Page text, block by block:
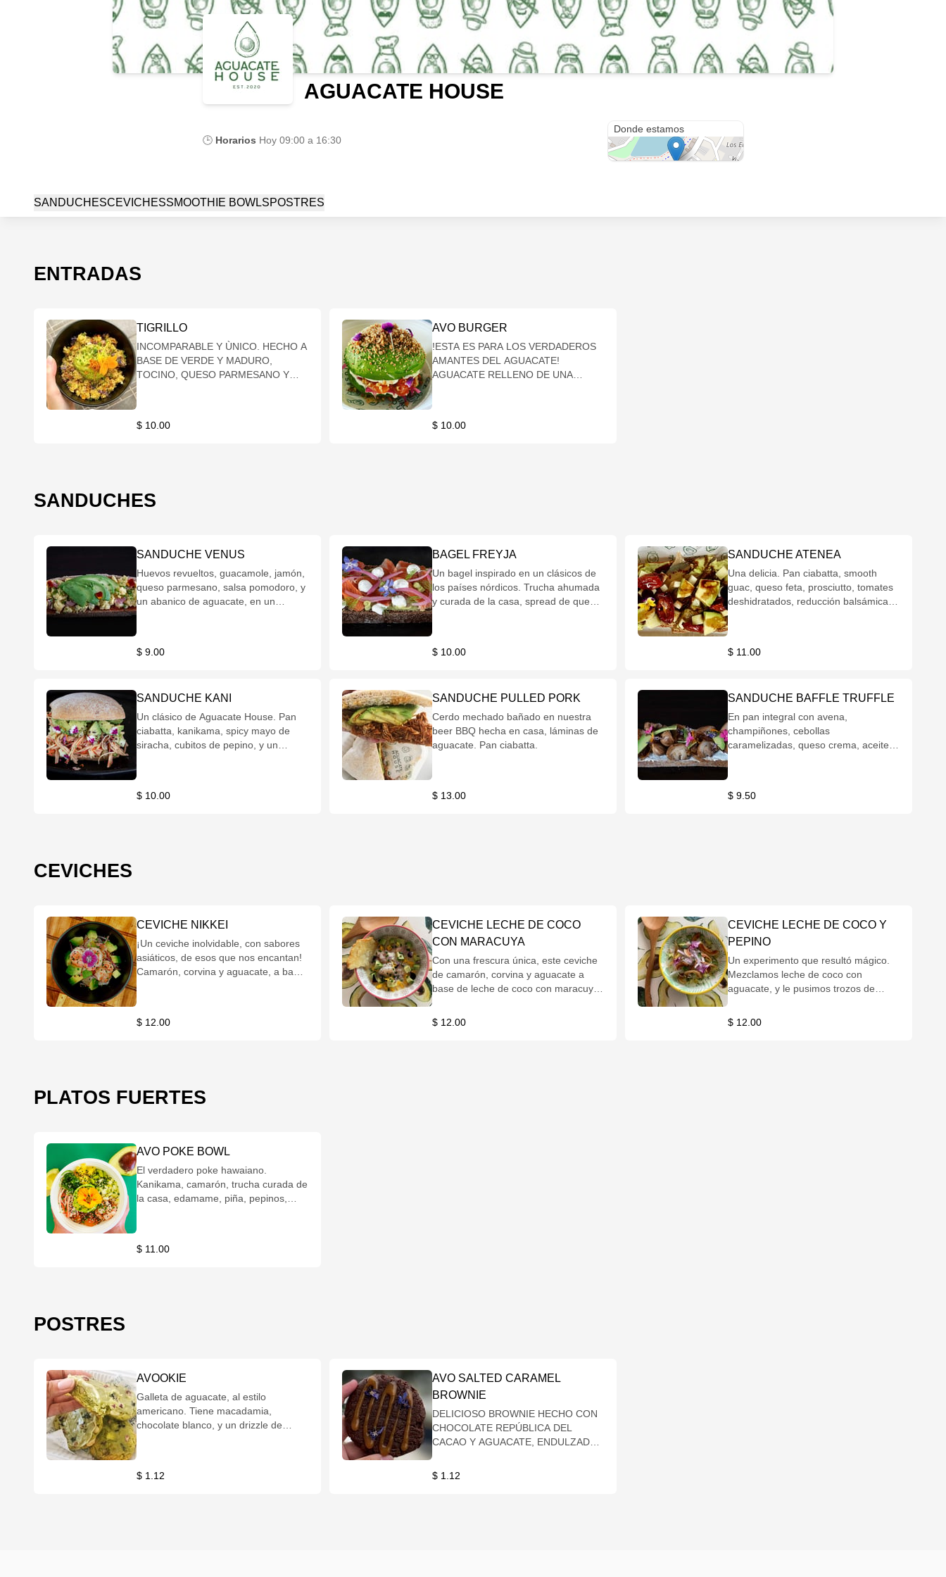
AGUACATE HOUSE
🕒 Horarios Hoy 09:00 a 16:30
Donde estamos
SANDUCHESCEVICHESSMOOTHIE BOWLSPOSTRES
ENTRADAS
TIGRILLO
INCOMPARABLE Y ÙNICO. HECHO A
BASE DE VERDE Y MADURO,
TOCINO, QUESO PARMESANO Y
TEMPERATURA.
$ 10.00
AVO BURGER
!ESTA ES PARA LOS VERDADEROS
AMANTES DEL AGUACATE!
AGUACATE RELLENO DE UNA
TOQUE CROCANTE POR ENCIMA.
$ 10.00
SANDUCHES
SANDUCHE VENUS
Huevos revueltos, guacamole, jamón,
queso parmesano, salsa pomodoro, y
un abanico de aguacate, en un
$ 9.00
BAGEL FREYJA
Un bagel inspirado en un clásicos de
los países nórdicos. Trucha ahumada
y curada de la casa, spread de queso
$ 10.00
SANDUCHE ATENEA
Una delicia. Pan ciabatta, smooth
guac, queso feta, prosciutto, tomates
deshidratados, reducción balsámica,
$ 11.00
SANDUCHE KANI
Un clásico de Aguacate House. Pan
ciabatta, kanikama, spicy mayo de
siracha, cubitos de pepino, y un
$ 10.00
SANDUCHE PULLED PORK
Cerdo mechado bañado en nuestra
beer BBQ hecha en casa, láminas de
aguacate. Pan ciabatta.
$ 13.00
SANDUCHE BAFFLE TRUFFLE
En pan integral con avena,
champiñones, cebollas
caramelizadas, queso crema, aceite
nuestros veggies.
$ 9.50
CEVICHES
CEVICHE NIKKEI
¡Un ceviche inolvidable, con sabores
asiáticos, de esos que nos encantan!
Camarón, corvina y aguacate, a base
$ 12.00
CEVICHE LECHE DE COCO
CON MARACUYA
Con una frescura única, este ceviche
de camarón, corvina y aguacate a
base de leche de coco con maracuyá,
mezclamos con trozos de mango y
$ 12.00
CEVICHE LECHE DE COCO Y
PEPINO
Un experimento que resultó mágico.
Mezclamos leche de coco con
aguacate, y le pusimos trozos de
y corvina. Quedó tan rico, que le
$ 12.00
PLATOS FUERTES
AVO POKE BOWL
El verdadero poke hawaiano.
Kanikama, camarón, trucha curada de
la casa, edamame, piña, pepinos,
la base de arroz o quinoa.
$ 11.00
POSTRES
AVOOKIE
Galleta de aguacate, al estilo
americano. Tiene macadamia,
chocolate blanco, y un drizzle de
$ 1.12
AVO SALTED CARAMEL
BROWNIE
DELICIOSO BROWNIE HECHO CON
CHOCOLATE REPÚBLICA DEL
CACAO Y AGUACATE, ENDULZADO
$ 1.12